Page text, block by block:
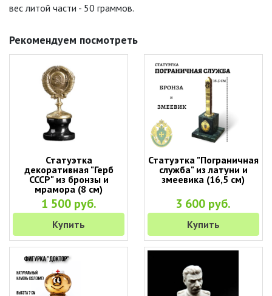
вес литой части - 50 граммов.
Рекомендуем посмотреть
Статуэтка
декоративная "Герб
СССР" из бронзы и
мрамора (8 см)
1 500 руб.
Купить
Статуэтка "Пограничная
служба" из латуни и
змеевика (16,5 см)
3 600 руб.
Купить